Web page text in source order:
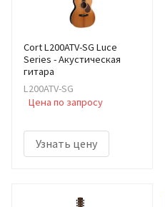
Cort L200ATV-SG Luce
Series - Акустическая
гитара
L200ATV-SG
Цена по запросу
Узнать цену